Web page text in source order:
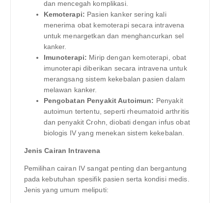
dan mencegah komplikasi.
Kemoterapi: Pasien kanker sering kali
menerima obat kemoterapi secara intravena
untuk menargetkan dan menghancurkan sel
kanker.
Imunoterapi: Mirip dengan kemoterapi, obat
imunoterapi diberikan secara intravena untuk
merangsang sistem kekebalan pasien dalam
melawan kanker.
Pengobatan Penyakit Autoimun: Penyakit
autoimun tertentu, seperti rheumatoid arthritis
dan penyakit Crohn, diobati dengan infus obat
biologis IV yang menekan sistem kekebalan.
Jenis Cairan Intravena
Pemilihan cairan IV sangat penting dan bergantung
pada kebutuhan spesifik pasien serta kondisi medis.
Jenis yang umum meliputi: